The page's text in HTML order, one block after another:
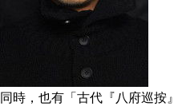
同時，也有「古代『八府巡按